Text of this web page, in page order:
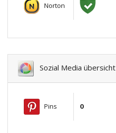
Norton
Sozial Media übersicht
Pins 0